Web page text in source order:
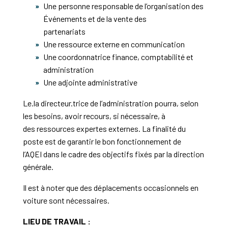
Une personne responsable de l’organisation des
Événements et de la vente des
partenariats
Une ressource externe en communication
Une coordonnatrice finance, comptabilité et
administration
Une adjointe administrative
Le.la directeur.trice de l’administration pourra, selon
les besoins, avoir recours, si nécessaire, à
des ressources expertes externes. La finalité du
poste est de garantir le bon fonctionnement de
l’AQEI dans le cadre des objectifs fixés par la direction
générale.
Il est à noter que des déplacements occasionnels en
voiture sont nécessaires.
LIEU DE TRAVAIL :